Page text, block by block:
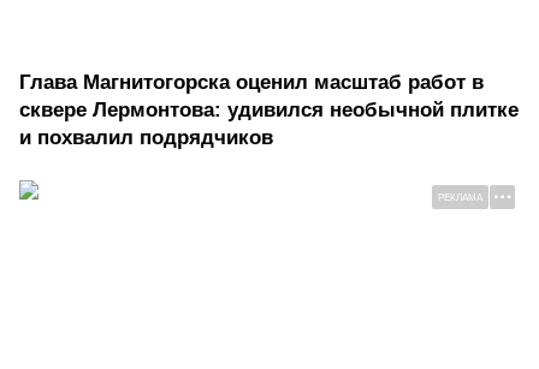
Глава Магнитогорска оценил масштаб работ в
сквере Лермонтова: удивился необычной плитке
и похвалил подрядчиков
РЕКЛАМА